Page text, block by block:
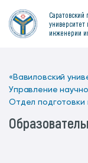
Саратовский
университет
инженерии
«Вавиловский
Управление
Отдел подготовки